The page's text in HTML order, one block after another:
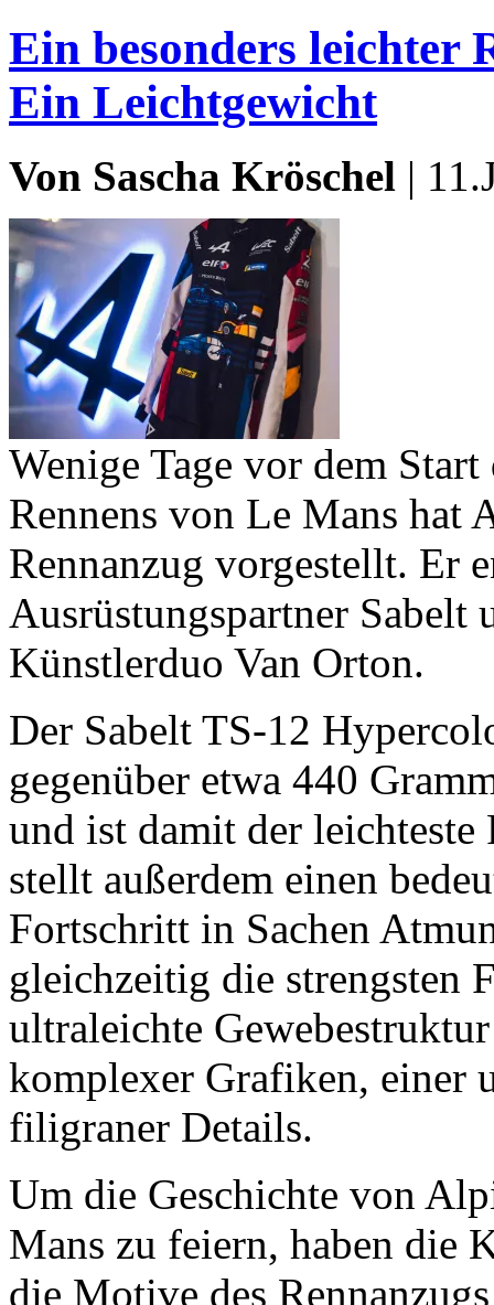
Ein besonders leichter
Ein Leichtgewicht
Von Sascha Kröschel |
Wenige Tage vor dem
Rennens von Le Mans hat
Rennanzug vorgestellt. Er
Ausrüstungspartner Sabelt
Künstlerduo Van Orton.
Der Sabelt TS-12
gegenüber etwa 440
und ist damit der
stellt außerdem einen
Fortschritt in Sachen
gleichzeitig die strengsten
ultraleichte
komplexer Grafiken, einer
filigraner Details.
Um die Geschichte von
Mans zu feiern, haben die
die Motive des